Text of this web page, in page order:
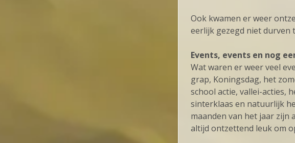
Ook kwamen er weer
eerlijk gezegd niet durven
Events, events en nog
Wat waren er weer veel
grap, Koningsdag, het
school actie, vallei-acties,
sinterklaas en natuurlijk
maanden van het jaar zijn
altijd ontzettend leuk om